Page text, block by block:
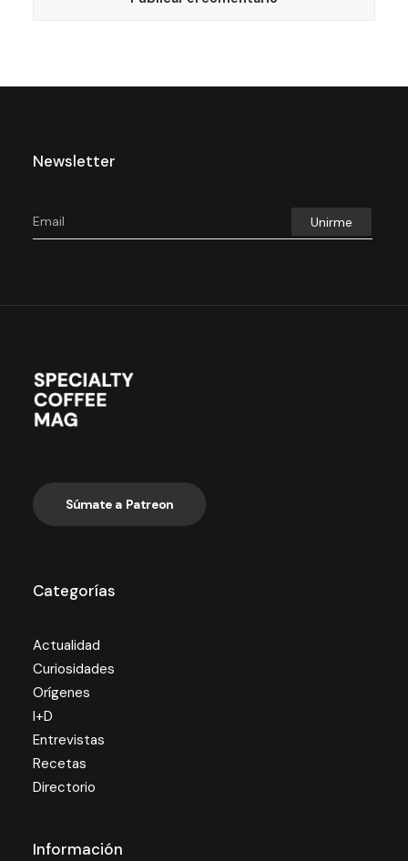
Newsletter
Súmate a Patreon
Categorías
Actualidad
Curiosidades
Orígenes
I+D
Entrevistas
Recetas
Directorio
Información